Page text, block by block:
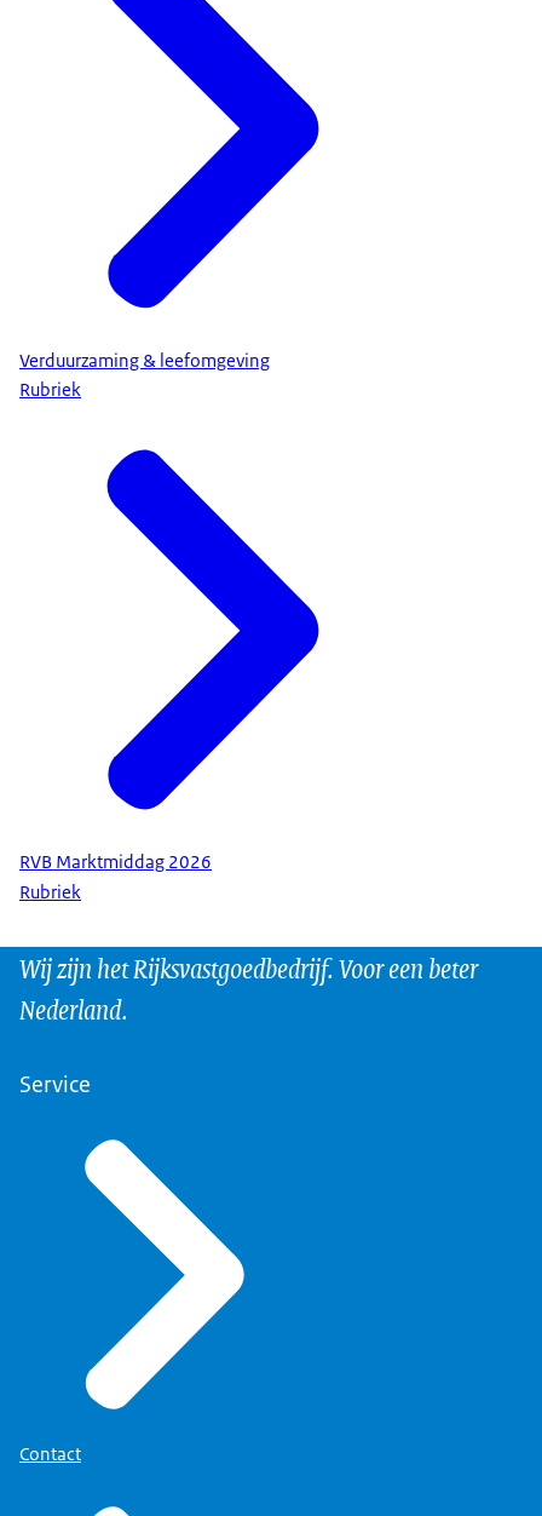
Verduurzaming & leefomgeving
Rubriek
RVB Marktmiddag 2026
Rubriek
Wij zijn het Rijksvastgoedbedrijf. Voor een beter
Nederland.
Service
Contact